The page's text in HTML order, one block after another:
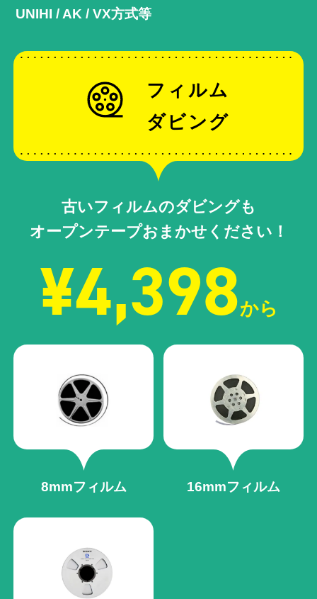
UNIHI / AK /VX方式等
フィルム
ダビング
古いフィルムのダビングも
オープンテープおまかせください！
¥4,398から
8mmフィルム 16mmフィルム